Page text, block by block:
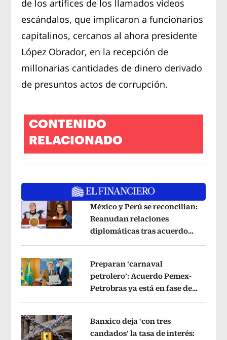
de los artífices de los llamados videos
escándalos, que implicaron a funcionarios
capitalinos, cercanos al ahora presidente
López Obrador, en la recepción de
millonarias cantidades de dinero derivado
de presuntos actos de corrupción.
CONTENIDO
RELACIONADO
Opens in new window
México y Perú se reconcilian:
Reanudan relaciones
diplomáticas tras acuerdo
Opens in new window
Preparan ‘carnaval
petrolero’: Acuerdo Pemex-
Petrobras ya está en fase de
Banxico deja ‘con tres
candados’ la tasa de interés: